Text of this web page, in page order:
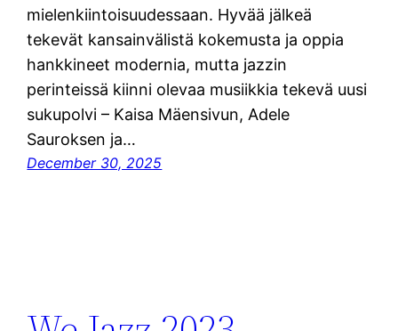
mielenkiintoisuudessaan. Hyvää jälkeä
tekevät kansainvälistä kokemusta ja oppia
hankkineet modernia, mutta jazzin
perinteissä kiinni olevaa musiikkia tekevä uusi
sukupolvi – Kaisa Mäensivun, Adele
Sauroksen ja…
December 30, 2025